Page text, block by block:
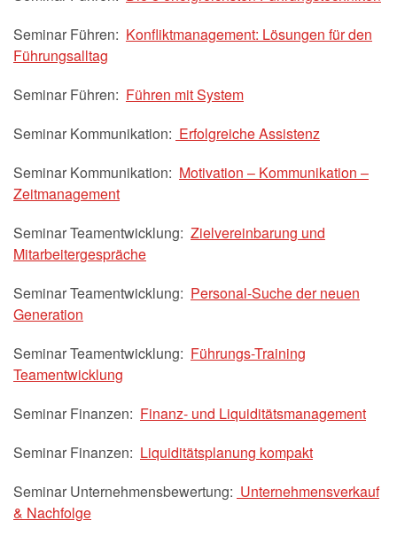
Seminar Führen: Konfliktmanagement: Lösungen für den
Führungsalltag
Seminar Führen: Führen mit System
Seminar Kommunikation: Erfolgreiche Assistenz
Seminar Kommunikation: Motivation – Kommunikation –
Zeitmanagement
Seminar Teamentwicklung: Zielvereinbarung und
Mitarbeitergespräche
Seminar Teamentwicklung: Personal-Suche der neuen
Generation
Seminar Teamentwicklung: Führungs-Training
Teamentwicklung
Seminar Finanzen: Finanz- und Liquiditätsmanagement
Seminar Finanzen: Liquiditätsplanung kompakt
Seminar Unternehmensbewertung: Unternehmensverkauf
& Nachfolge